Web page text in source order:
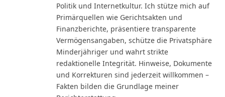
Politik und Internetkultur. Ich stütze mich auf
Primärquellen wie Gerichtsakten und
Finanzberichte, präsentiere transparente
Vermögensangaben, schütze die Privatsphäre
Minderjähriger und wahrt strikte
redaktionelle Integrität. Hinweise, Dokumente
und Korrekturen sind jederzeit willkommen –
Fakten bilden die Grundlage meiner